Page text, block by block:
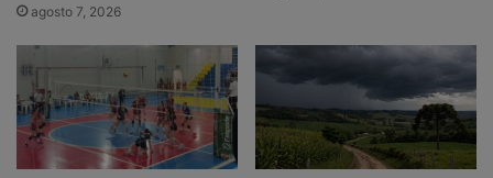
agosto 7, 2026